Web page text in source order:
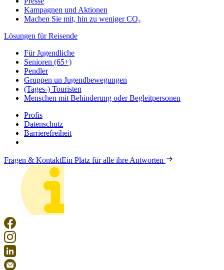
Kampagnen und Aktionen
Machen Sie mit, hin zu weniger CO₂
Lösungen für Reisende
Für Jugendliche
Senioren (65+)
Pendler
Gruppen un Jugendbewegungen
(Tages-) Touristen
Menschen mit Behinderung oder Begleitpersonen
Profis
Datenschutz
Barrierefreiheit
Fragen & KontaktEin Platz für alle ihre Antworten